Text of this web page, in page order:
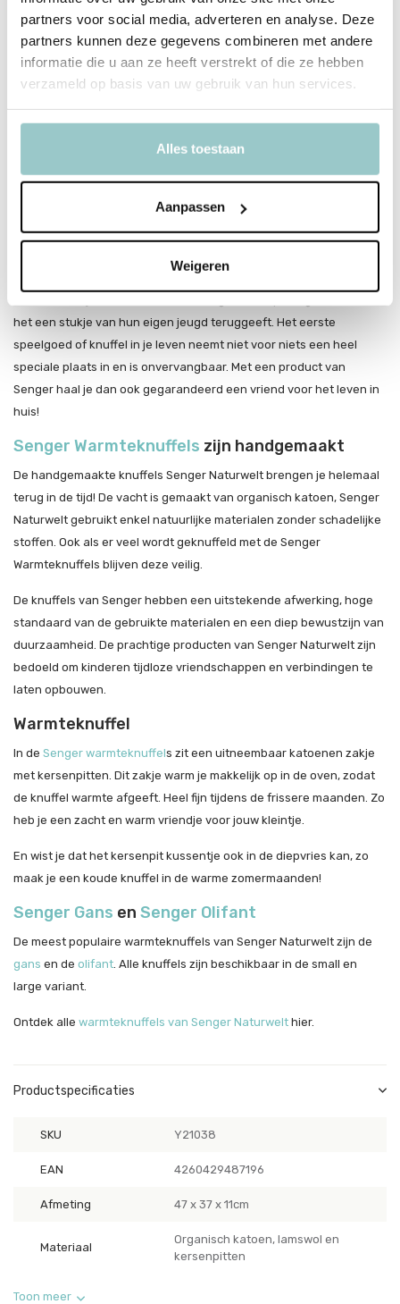
partners voor social media, adverteren en analyse. Deze
partners kunnen deze gegevens combineren met andere
informatie die u aan ze heeft verstrekt of die ze hebben
verzameld op basis van uw gebruik van hun services.
Alles toestaan
Aanpassen
Weigeren
De knuffels zijn makkelijk vast te pakken aan de oren, vleugels of
pootjes. Je kindje kan ongestoord sabbelen op de knuffels, omdat
ze zijn gemaakt van organisch katoen en zijn gevuld met lamswol.
handwerk met veel gevoel voor de kwaliteit van vakmanschap. De
producten van Senger zijn gemaakt van prachtige natuurlijke
materialen en dat zie je er ook echt aan af!
Senger Naturwelt maakt producten die een leven lang meegaan.
het een stukje van hun eigen jeugd teruggeeft. Het eerste
speelgoed of knuffel in je leven neemt niet voor niets een heel
speciale plaats in en is onvervangbaar. Met een product van
Senger haal je dan ook gegarandeerd een vriend voor het leven in
huis!
Senger Warmteknuffels zijn handgemaakt
De handgemaakte knuffels Senger Naturwelt brengen je helemaal
terug in de tijd! De vacht is gemaakt van organisch katoen, Senger
Naturwelt gebruikt enkel natuurlijke materialen zonder schadelijke
stoffen. Ook als er veel wordt geknuffeld met de Senger
Warmteknuffels blijven deze veilig.
De knuffels van Senger hebben een uitstekende afwerking, hoge
standaard van de gebruikte materialen en een diep bewustzijn van
duurzaamheid. De prachtige producten van Senger Naturwelt zijn
bedoeld om kinderen tijdloze vriendschappen en verbindingen te
laten opbouwen.
Warmteknuffel
In de Senger warmteknuffels zit een uitneembaar katoenen zakje
met kersenpitten. Dit zakje warm je makkelijk op in de oven, zodat
de knuffel warmte afgeeft. Heel fijn tijdens de frissere maanden. Zo
heb je een zacht en warm vriendje voor jouw kleintje.
En wist je dat het kersenpit kussentje ook in de diepvries kan, zo
maak je een koude knuffel in de warme zomermaanden!
Senger Gans en Senger Olifant
De meest populaire warmteknuffels van Senger Naturwelt zijn de
gans en de olifant . Alle knuffels zijn beschikbaar in de small en
large variant.
Ontdek alle warmteknuffels van Senger Naturwelt hier.
Productspecificaties
SKU Y21038
EAN 4260429487196
Afmeting 47 x 37 x 11cm
Materiaal
Organisch katoen, lamswol en
kersenpitten
Toon meer